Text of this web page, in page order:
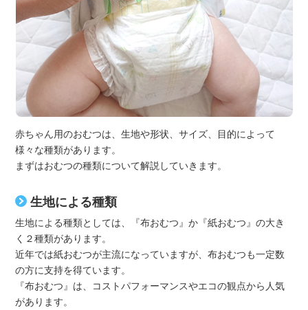
赤ちゃん用のおむつは、生地や形状、サイズ、目的によって
様々な種類があります。
まずはおむつの種類について解説していきます。
生地による種類
生地による種類としては、『布おむつ』か『紙おむつ』の大き
く２種類があります。
近年では紙おむつが主流になっていますが、布おむつも一定数
の方に支持を得ています。
『布おむつ』は、コストパフォーマンスやエコの観点から人気
があります。